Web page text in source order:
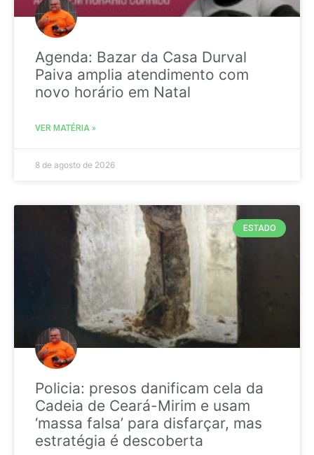
Agenda: Bazar da Casa Durval
Paiva amplia atendimento com
novo horário em Natal
VER MATÉRIA »
8 de agosto de 2026
ESTADO
Policia: presos danificam cela da
Cadeia de Ceará-Mirim e usam
‘massa falsa’ para disfarçar, mas
estratégia é descoberta